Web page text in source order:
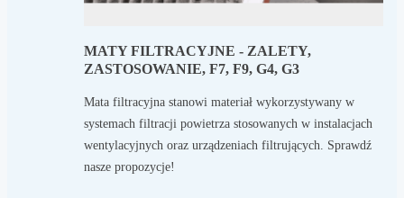
MATY FILTRACYJNE - ZALETY,
ZASTOSOWANIE, F7, F9, G4, G3
Mata filtracyjna stanowi materiał wykorzystywany w
systemach filtracji powietrza stosowanych w instalacjach
wentylacyjnych oraz urządzeniach filtrujących. Sprawdź
nasze propozycje!